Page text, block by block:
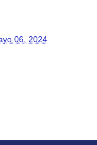
06, 2024